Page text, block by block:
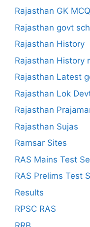
Rajasthan GK MCQ
Rajasthan govt
Rajasthan History
Rajasthan History
Rajasthan Latest
Rajasthan Lok
Rajasthan
Rajasthan Sujas
Ramsar Sites
RAS Mains Test
RAS Prelims Test
Results
RPSC RAS